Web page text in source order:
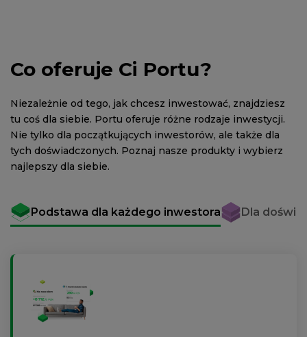
Co oferuje Ci Portu?
Niezależnie od tego, jak chcesz inwestować, znajdziesz
tu coś dla siebie. Portu oferuje różne rodzaje inwestycji.
Nie tylko dla początkujących inwestorów, ale także dla
tych doświadczonych. Poznaj nasze produkty i wybierz
najlepszy dla siebie.
Podstawa dla każdego inwestora Dla